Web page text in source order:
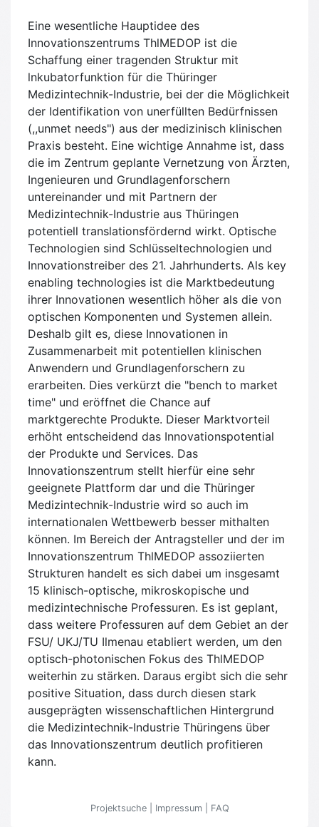
Eine wesentliche Hauptidee des
Innovationszentrums ThlMEDOP ist die
Schaffung einer tragenden Struktur mit
lnkubatorfunktion für die Thüringer
Medizintechnik-Industrie, bei der die Möglichkeit
der Identifikation von unerfüllten Bedürfnissen
(,,unmet needs") aus der medizinisch klinischen
Praxis besteht. Eine wichtige Annahme ist, dass
die im Zentrum geplante Vernetzung von Ärzten,
Ingenieuren und Grundlagenforschern
untereinander und mit Partnern der
Medizintechnik-Industrie aus Thüringen
potentiell translationsfördernd wirkt. Optische
Technologien sind Schlüsseltechnologien und
Innovationstreiber des 21. Jahrhunderts. Als key
enabling technologies ist die Marktbedeutung
ihrer Innovationen wesentlich höher als die von
optischen Komponenten und Systemen allein.
Deshalb gilt es, diese Innovationen in
Zusammenarbeit mit potentiellen klinischen
Anwendern und Grundlagenforschern zu
erarbeiten. Dies verkürzt die "bench to market
time" und eröffnet die Chance auf
marktgerechte Produkte. Dieser Marktvorteil
erhöht entscheidend das Innovationspotential
der Produkte und Services. Das
Innovationszentrum stellt hierfür eine sehr
geeignete Plattform dar und die Thüringer
Medizintechnik-Industrie wird so auch im
internationalen Wettbewerb besser mithalten
können. Im Bereich der Antragsteller und der im
Innovationszentrum ThlMEDOP assoziierten
Strukturen handelt es sich dabei um insgesamt
15 klinisch-optische, mikroskopische und
medizintechnische Professuren. Es ist geplant,
dass weitere Professuren auf dem Gebiet an der
FSU/ UKJ/TU Ilmenau etabliert werden, um den
optisch-photonischen Fokus des ThlMEDOP
weiterhin zu stärken. Daraus ergibt sich die sehr
positive Situation, dass durch diesen stark
ausgeprägten wissenschaftlichen Hintergrund
die Medizintechnik-Industrie Thüringens über
das Innovationszentrum deutlich profitieren
kann.
Projektsuche Impressum FAQ